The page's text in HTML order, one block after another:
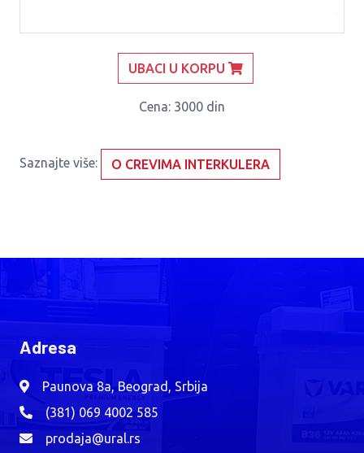
UBACI U KORPU
Cena: 3000 din
Saznajte više: O CREVIMA INTERKULERA
Adresa
Paunova 8a, Beograd, Srbija
(381) 069 4002 585
prodaja@ural.rs